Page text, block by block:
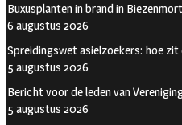
Buxusplanten in brand in
6 augustus 2026
Spreidingswet asielzoekers: hoe zit
5 augustus 2026
Bericht voor de leden van
5 augustus 2026